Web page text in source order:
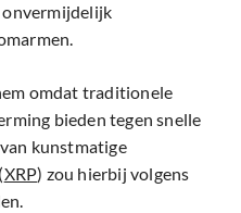
omdat traditionele
bieden tegen snelle
kunstmatige
XRP) zou hierbij volgens